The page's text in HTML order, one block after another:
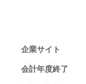
企業サイト
会計年度終了